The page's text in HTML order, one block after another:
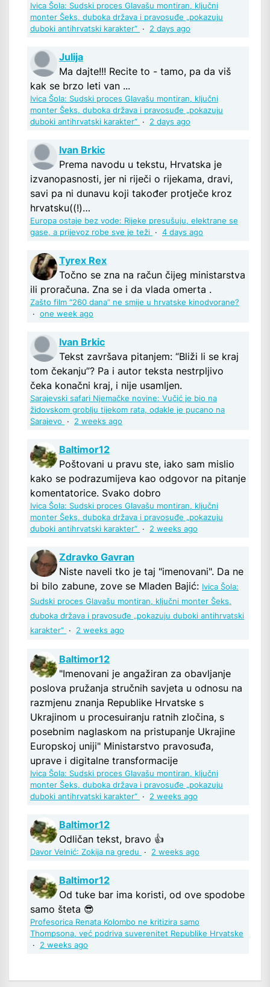
Ivica Šola: Sudski proces Glavašu montiran, ključni
monter Šeks, duboka država i pravosuđe „pokazuju
duboki antihrvatski karakter“ · 2 days ago
Julija
Ma dajte!!! Recite to - tamo, pa da viš
kak se brzo leti van ...
Ivica Šola: Sudski proces Glavašu montiran, ključni
monter Šeks, duboka država i pravosuđe „pokazuju
duboki antihrvatski karakter“ · 2 days ago
Ivan Brkic
Prema navodu u tekstu, Hrvatska je
izvanopasnosti, jer ni riječi o rijekama, dravi,
savi pa ni dunavu koji također protječe kroz
hrvatsku((!)…
Europa ostaje bez vode: Rijeke presušuju, elektrane se
gase, a prijevoz robe sve je teži · 4 days ago
Tyrex Rex
Točno se zna na račun čijeg ministarstva
ili proračuna. Zna se i da vlada omerta .
Zašto film “260 dana” ne smije u hrvatske kinodvorane?
· one week ago
Ivan Brkic
Tekst završava pitanjem: “Bliži li se kraj
tom čekanju”? Pa i autor teksta nestrpljivo
čeka konačni kraj, i nije usamljen.
Sarajevski safari Njemačke novine: Vučić je bio na
židovskom groblju tijekom rata, odakle je pucano na
Sarajevo
· 2 weeks ago
Baltimor12
Poštovani u pravu ste, iako sam mislio
kako se podrazumijeva kao odgovor na pitanje
komentatorice. Svako dobro
Ivica Šola: Sudski proces Glavašu montiran, ključni
monter Šeks, duboka država i pravosuđe „pokazuju
duboki antihrvatski karakter“ · 2 weeks ago
Zdravko Gavran
Niste naveli tko je taj "imenovani". Da ne
bi bilo zabune, zove se Mladen Bajić: Ivica Šola:
Sudski proces Glavašu montiran, ključni monter Šeks,
duboka država i pravosuđe „pokazuju duboki antihrvatski
karakter“ · 2 weeks ago
Baltimor12
"Imenovani je angažiran za obavljanje
poslova pružanja stručnih savjeta u odnosu na
razmjenu znanja Republike Hrvatske s
Ukrajinom u procesuiranju ratnih zločina, s
posebnim naglaskom na pristupanje Ukrajine
Europskoj uniji" Ministarstvo pravosuđa,
uprave i digitalne transformacije
Ivica Šola: Sudski proces Glavašu montiran, ključni
monter Šeks, duboka država i pravosuđe „pokazuju
duboki antihrvatski karakter“ · 2 weeks ago
Baltimor12
Odličan tekst, bravo 👍
Davor Velnić: Zokija na gredu · 2 weeks ago
Baltimor12
Od tuke bar ima koristi, od ove spodobe
samo šteta 😎
Profesorica Renata Kolombo ne kritizira samo
Thompsona, već podriva suverenitet Republike Hrvatske
· 2 weeks ago